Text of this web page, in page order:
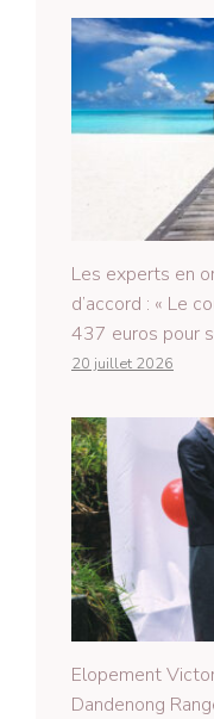
Les experts en
d’accord : « Le
437 euros pour
20 juillet 2026
Elopement
Dandenong